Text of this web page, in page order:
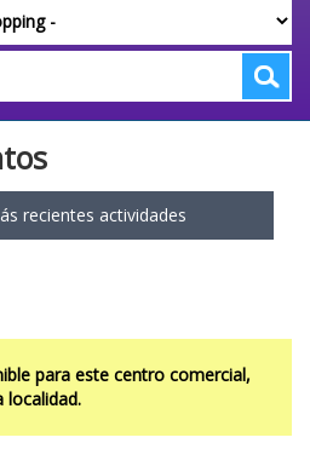
recientes actividades
para este centro comercial,
localidad.